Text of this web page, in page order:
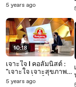
อำนาจ โอภาโส )
5 years ago
10:18
เจาะใจ I คอลัมนิสต์ :
"เจาะใจ เจาะสุขภาพ"
สารเคมีที่ทำให้ "อ้วน"
5 years ago